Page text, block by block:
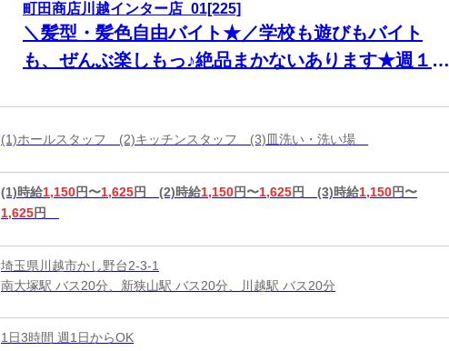
町田商店川越インター店_01[225]
＼髪型・髪色自由バイト★／学校も遊びもバイト
も、ぜんぶ楽しもっ♪絶品まかないあります★週１・
(1)ホールスタッフ (2)キッチンスタッフ (3)皿洗い・洗い場
(1)時給1,150円〜1,625円 (2)時給1,150円〜1,625円 (3)時給1,150円〜
1,625円
埼玉県川越市かし野台2-3-1
南大塚駅 バス20分、新狭山駅 バス20分、川越駅 バス20分
1日3時間 週1日からOK